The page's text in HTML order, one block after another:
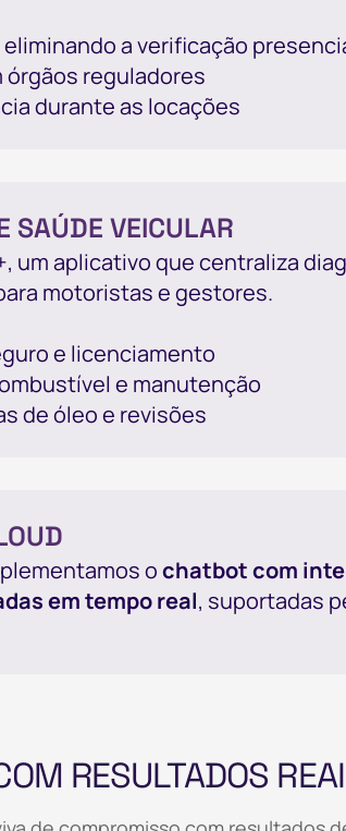
eliminando a verificação
reguladores
durante as locações
SAÚDE VEICULAR
um aplicativo que centraliza
motoristas e gestores.
e licenciamento
e manutenção
de óleo e revisões
ochatbot com
em tempo real, suportadas
RESULTADOS